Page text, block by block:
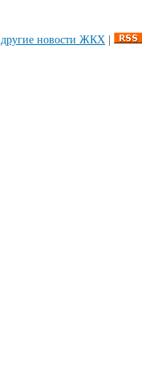
другие новости ЖКХ